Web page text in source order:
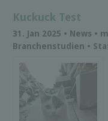
Kuckuck Test
31. Jan 2025 • News
Branchenstudien •